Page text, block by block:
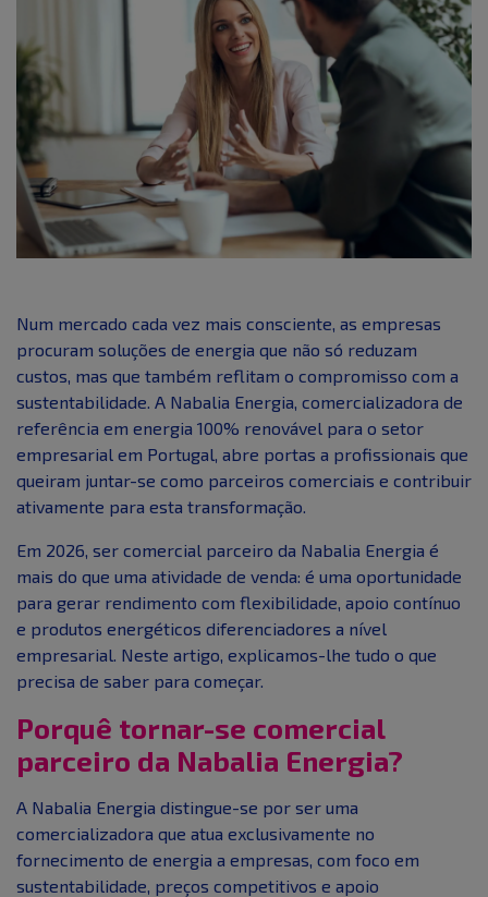
Num mercado cada vez mais consciente, as empresas
procuram soluções de energia que não só reduzam
custos, mas que também reflitam o compromisso com a
sustentabilidade. A Nabalia Energia, comercializadora de
referência em energia 100% renovável para o setor
empresarial em Portugal, abre portas a profissionais que
queiram juntar-se como parceiros comerciais e contribuir
ativamente para esta transformação.
Em 2026, ser comercial parceiro da Nabalia Energia é
mais do que uma atividade de venda: é uma oportunidade
para gerar rendimento com flexibilidade, apoio contínuo
e produtos energéticos diferenciadores a nível
empresarial. Neste artigo, explicamos-lhe tudo o que
precisa de saber para começar.
Porquê tornar-se comercial
parceiro da Nabalia Energia?
A Nabalia Energia distingue-se por ser uma
comercializadora que atua exclusivamente no
fornecimento de energia a empresas, com foco em
sustentabilidade, preços competitivos e apoio